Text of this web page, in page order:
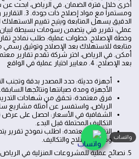
أخرى خلال فترة الضمان. في الرياض، ابحث
ومستمراً مع مواد
الدقيق يسهل المتابعة ويتيح تقييم الاستهلاك
عملي: تقرير فني يتضمن رسومات بسيطة لبيان
وخطة الإصلاح. خطوات عملية: طلب نماذج
متابعة للاستهلاك بعد الإصلاح وتوثيق رسمي
أمكن. في الرياض، اختر شركة تقدم تقارير
بعد الإصلاح. 4. معايير اختيار عملية في الواقع
أجهزة حديثة: حدد المصدر بدقة وتجنب
الأجهزة ومدة صيانتها ونتائجها السابقة.
فرق معتمدة: تحقق من شهادات
الرياض، واستفسر عن أمثلة مشاريع
الشفافية في الأسعار: احصل على
التكاليف المحتملة قبل البدء.
التقارير المعتمدة: اطلب نموذج تقرير
وخطة الإصلاح والتكاليف.
5. نصائح عملية للمشروعات المنزلية في الرياض
واتساب